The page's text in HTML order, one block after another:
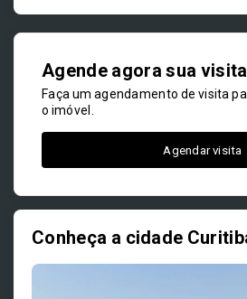
Agende agora sua visita
Faça um agendamento de visita
o imóvel.
Agendar visita
Conheça a cidade